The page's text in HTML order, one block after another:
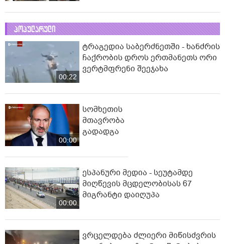
პოპულარული
00:22
ტრაგედია საბერძნეთში - ხანძრის
ჩაქრობის დროს ერთმანეთს ორი
ვერტმფრენი შეეჯახა
00:00
სომხეთის
მთავრობა
გადადგა
00:00
ესპანური მედია - სეუტამდე
მიღწევის მცდელობისას 67
მიგრანტი დაიღუპა
ვრცელდება ძლიერი მიწისძვრის